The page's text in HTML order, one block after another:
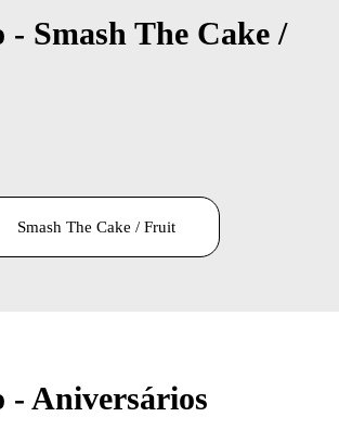
- Smash The Cake /
Smash The Cake / Fruit
- Aniversários